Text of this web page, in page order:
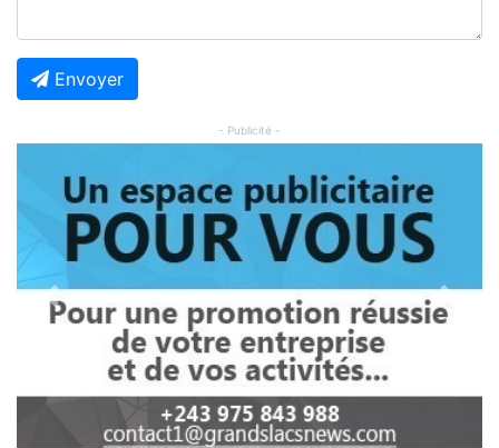
Envoyer
- Publicité -
Previous Next